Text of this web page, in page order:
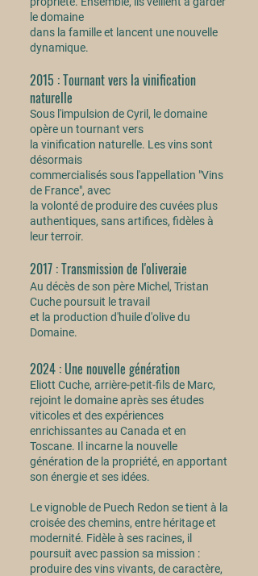
le domaine
dans la famille et lancent une nouvelle
dynamique.
2015 : Tournant vers la vinification
naturelle
Sous l'impulsion de Cyril, le domaine
opère un tournant vers
la vinification naturelle. Les vins sont
désormais
commercialisés sous l'appellation "Vins
de France", avec
la volonté de produire des cuvées plus
authentiques, sans artifices, fidèles à
leur terroir.
2017 : Transmission de l'oliveraie
Au décès de son père Michel, Tristan
Cuche poursuit le travail
et la production d'huile d'olive du
Domaine.
2024 : Une nouvelle génération
Eliott Cuche, arrière-petit-fils de Marc,
rejoint le domaine après ses études
viticoles et des expériences
enrichissantes au Canada et en
Toscane. Il incarne la nouvelle
génération de la propriété, en apportant
son énergie et ses idées.
Le vignoble de Puech Redon se tient à la
croisée des chemins, entre héritage et
modernité. Fidèle à ses racines, il
poursuit avec passion sa mission :
produire des vins vivants, de caractère,